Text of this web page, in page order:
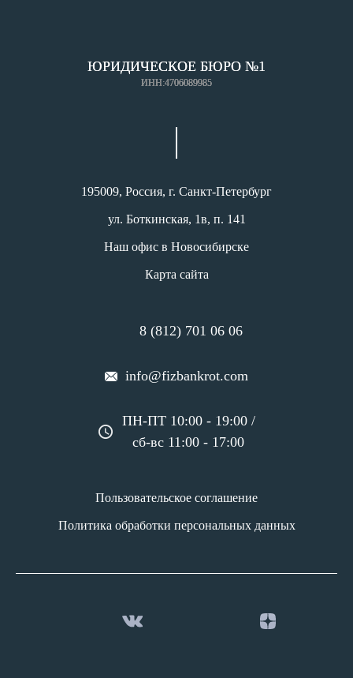
ЮРИДИЧЕСКОЕ БЮРО №1
ИНН:4706089985
195009, Россия, г. Санкт-Петербург
ул. Боткинская, 1в, п. 141
Наш офис в Новосибирске
Карта сайта
8 (812) 701 06 06
info@fizbankrot.com
ПН-ПТ 10:00 - 19:00 /
сб-вс 11:00 - 17:00
Пользовательское соглашение
Политика обработки персональных данных